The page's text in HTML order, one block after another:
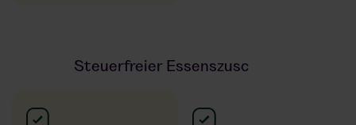
Steuerfreier‍ Essenszuschuss